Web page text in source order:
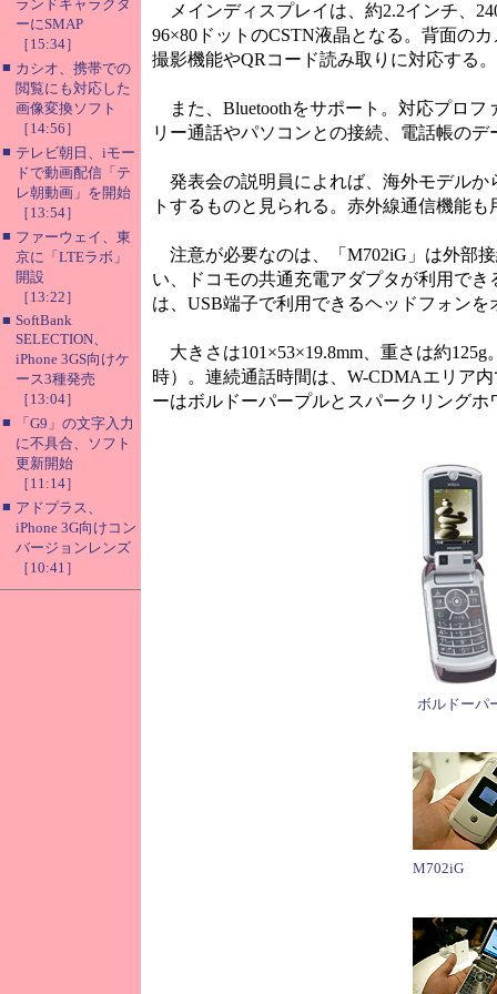
ランドキャラクタ
ーにSMAP
［15:34］
■ カシオ、携帯での
閲覧にも対応した
画像変換ソフト
［14:56］
■ テレビ朝日、iモー
ドで動画配信「テ
レ朝動画」を開始
［13:54］
■ ファーウェイ、東
京に「LTEラボ」
開設
［13:22］
■ SoftBank
SELECTION、
iPhone 3GS向けケ
ース3種発売
［13:04］
■
「G9」の文字入力
に不具合、ソフト
更新開始
［11:14］
■ アドプラス、
iPhone 3G向けコン
バージョンレンズ
［10:41］
メインディスプレイは、約2.2インチ、
96×80ドットのCSTN液晶となる。背面の
撮影機能やQRコード読み取りに対応する
また、Bluetoothをサポート。対応プロフ
リー通話やパソコンとの接続、電話帳の
発表会の説明員によれば、海外モデルか
トするものと見られる。赤外線通信機能
注意が必要なのは、「M702iG」は外部
い、ドコモの共通充電アダプタが利用で
は、USB端子で利用できるヘッドフォン
大きさは101×53×19.8mm、重さは約
時）。連続通話時間は、W-CDMAエリア
ーはボルドーパープルとスパークリングホ
ボルドーパ
M702iG